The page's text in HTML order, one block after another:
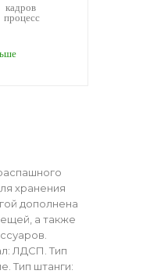
кадров
хранения
дополнена
а также
ЛДСП. Тип
Тип штанги: